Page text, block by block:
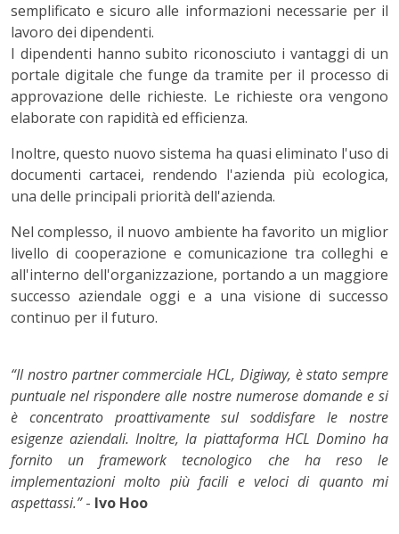
semplificato e sicuro alle informazioni necessarie per il
lavoro dei dipendenti.
I dipendenti hanno subito riconosciuto i vantaggi di un
portale digitale che funge da tramite per il processo di
approvazione delle richieste. Le richieste ora vengono
elaborate con rapidità ed efficienza.
Inoltre, questo nuovo sistema ha quasi eliminato l'uso di
documenti cartacei, rendendo l'azienda più ecologica,
una delle principali priorità dell'azienda.
Nel complesso, il nuovo ambiente ha favorito un miglior
livello di cooperazione e comunicazione tra colleghi e
all'interno dell'organizzazione, portando a un maggiore
successo aziendale oggi e a una visione di successo
continuo per il futuro.
“Il nostro partner commerciale HCL, Digiway, è stato sempre
puntuale nel rispondere alle nostre numerose domande e si
è concentrato proattivamente sul soddisfare le nostre
esigenze aziendali. Inoltre, la piattaforma HCL Domino ha
fornito un framework tecnologico che ha reso le
implementazioni molto più facili e veloci di quanto mi
aspettassi.”- Ivo Hoo